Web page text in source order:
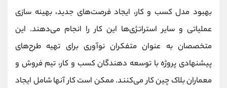
بهبود مدل کسب‌ و کار، ایجاد فرصت‌های جدید، بهینه ‌سازی
عملیاتی و سایر استراتژی‌ها این کار را انجام می‌دهند. این
متخصصان به عنوان متفکران نوآوری برای تهیه طرح‌های
پیشنهادی پروژه با توسعه دهندگان کسب و کار، تیم فروش و
معماران بلاک چین کار می‌کنند. ممکن است کار آنها شامل ایجاد